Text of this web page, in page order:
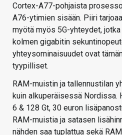
Cortex-A77-pohjaista
A76-ytimien sisään. Piiri
myötä myös 5G-yhteydet,
kolmen gigabitin
yhteysominaisuudet ovat
tyypilliset.
RAM-muistin ja tallennustilan
kuin alkuperäisessä Nordissa.
6 & 128 Gt, 30 euron
RAM-muistia ja satasen
nähden saa tuplattua sekä